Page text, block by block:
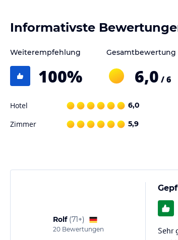
Informativste
Weiterempfehlung
100%
Gesamtbewertung
6,0 / 6
Hotel 6,0
Zimmer 5,9
Rolf (71+)
20Bewertungen
Sehr